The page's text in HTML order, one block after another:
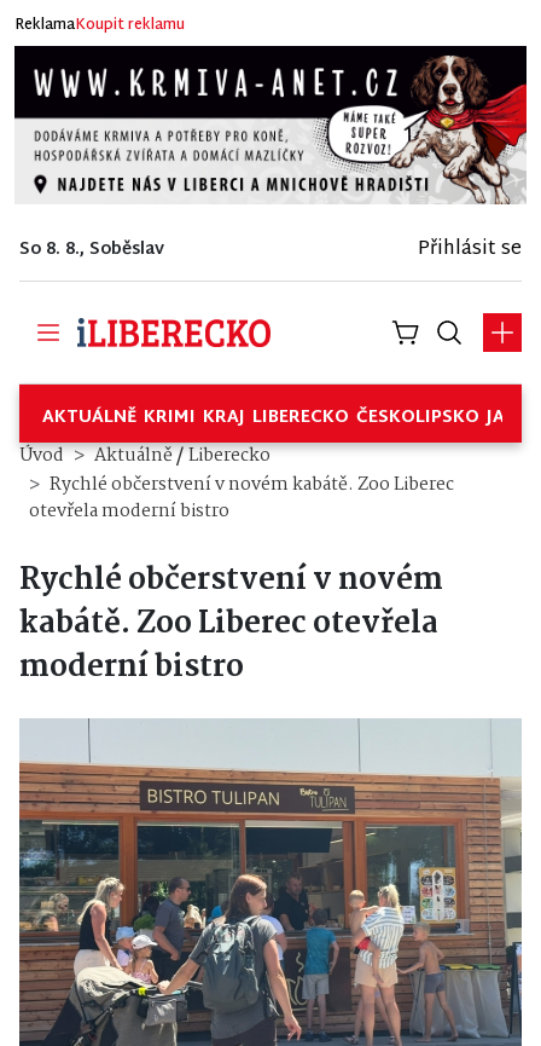
ReklamaKoupit reklamu
So 8. 8., Soběslav Přihlásit se
AKTUÁLNĚ KRIMI KRAJ LIBERECKO ČESKOLIPSKO
Úvod Aktuálně/Liberecko
Rychlé občerstvení v novém kabátě. Zoo Liberec
otevřela moderní bistro
Rychlé občerstvení v novém
kabátě. Zoo Liberec otevřela
moderní bistro